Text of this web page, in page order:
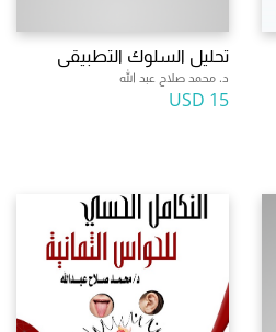
تحليل السلوك التطبيقى
د. محمد صلاح عبد الله
15 USD